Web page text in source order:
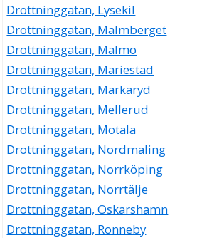
Drottninggatan, Lysekil
Drottninggatan, Malmberget
Drottninggatan, Malmö
Drottninggatan, Mariestad
Drottninggatan, Markaryd
Drottninggatan, Mellerud
Drottninggatan, Motala
Drottninggatan, Nordmaling
Drottninggatan, Norrköping
Drottninggatan, Norrtälje
Drottninggatan, Oskarshamn
Drottninggatan, Ronneby